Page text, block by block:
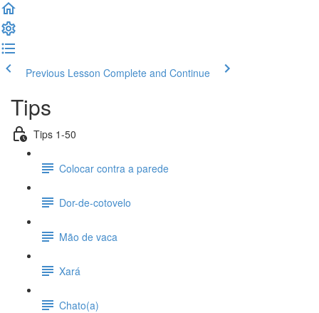
Previous Lesson Complete and Continue
Tips
Tips 1-50
Colocar contra a parede
Dor-de-cotovelo
Mão de vaca
Xará
Chato(a)